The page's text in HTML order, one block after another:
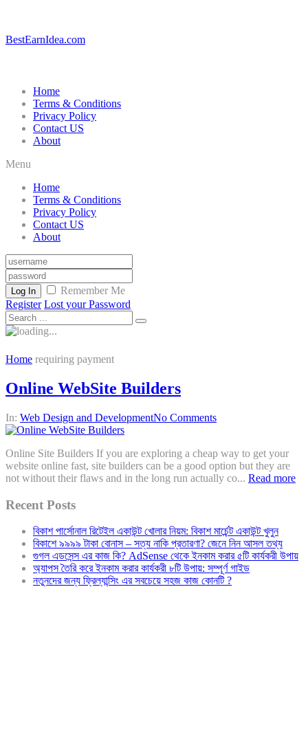
BestEarnIdea.com
Home
Terms & Conditions
Privacy Policy
Contact US
About
Menu
Home
Terms & Conditions
Privacy Policy
Contact US
About
Log In
Remember Me
Register Lost your Password
Home requiring payment
Online WebSite Builders
In: Web Design and DevelopmentNo Comments
Online Site Builders If you are exploring a cheap way to get your
website online fast, site builders can be a good option but they are
not without their flaws and in the long run actually co... Read more
Recent Posts
বিকাশ পার্সোনাল রিটেইল একাউন্ট খোলার নিয়ম: বিকাশ মার্চেন্ট একাউন্ট খুলুন
বিকাশে ৯৯৯৯ টাকা বোনাস – সত্য নাকি প্রতারণা? জেনে নিন আসল তথ্য
গুগল এডসেন্স এর কাজ কি? AdSense থেকে ইনকাম করার ৫টি কার্যকরী উপায়
অ্যাপস তৈরি করে ইনকাম করার কার্যকরী ৮টি উপায়: সম্পূর্ণ গাইড
নতুনদের জন্য ফ্রিল্যান্সিং এর সবচেয়ে সহজ কাজ কোনটি ?